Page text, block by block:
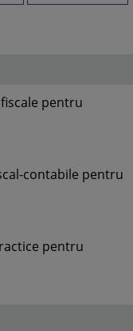
pentru
contabile pentru
pentru